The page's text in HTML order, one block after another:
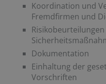
Koordination und
Fremdfirmen und
Dokumentation
Einhaltung der
Vorschriften